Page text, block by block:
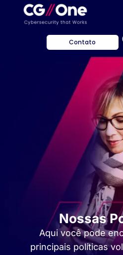
Contato
Nossas
Aqui você pode
principais políticas